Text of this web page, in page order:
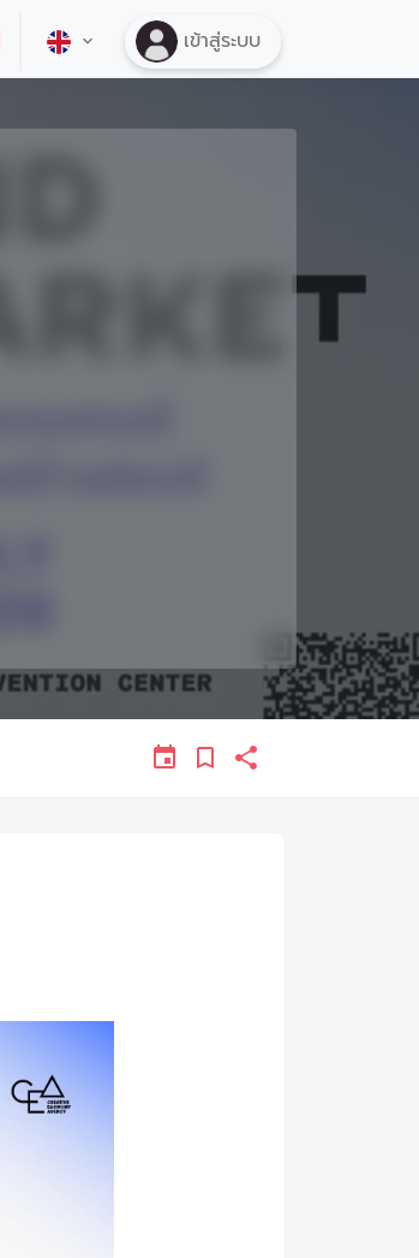
เข้าสู่ระบบ